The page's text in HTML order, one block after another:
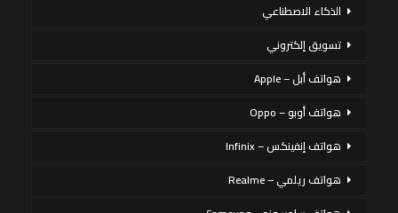
الذكاء الاصطناعي
تسويق إلكتروني
هواتف أبل – Apple
هواتف أوبو – Oppo
هواتف إنفينكس – Infinix
هواتف ريلمي – Realme